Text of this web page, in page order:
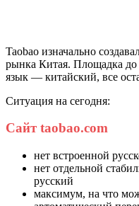
Taobao изначально
рынка Китая. Площадка до
язык — китайский, все
Ситуация на сегодня:
Сайт taobao.com
нет встроенной
нет отдельной
русский
максимум, на что